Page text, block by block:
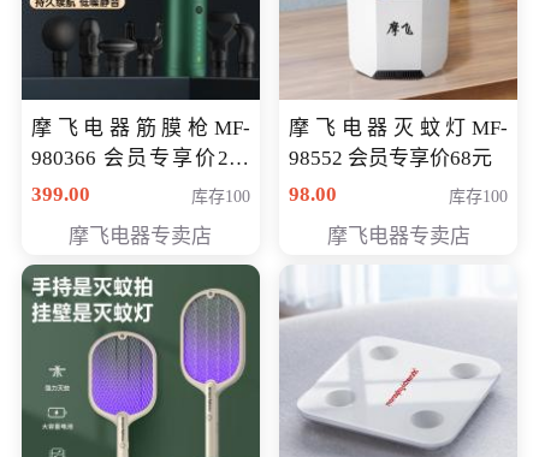
摩飞电器筋膜枪MF-
980366 会员专享价299
元
399.00 库存100
摩飞电器专卖店
摩飞电器灭蚊灯MF-
98552 会员专享价68元
98.00
库存100
摩飞电器专卖店